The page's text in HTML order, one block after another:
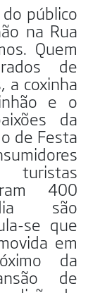
público
na Rua
Quem
de
a coxinha
e o
da
de Festa
turistas
400
são
se que
em
da
de